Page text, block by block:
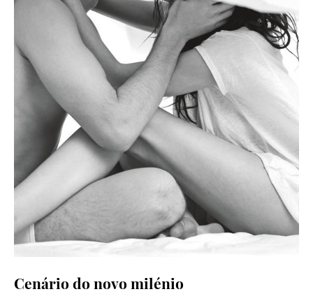
Cenário do novo milénio